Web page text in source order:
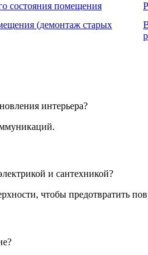
состояния помещения
(демонтаж старых
интерьера?
и сантехникой?
чтобы предотвратить